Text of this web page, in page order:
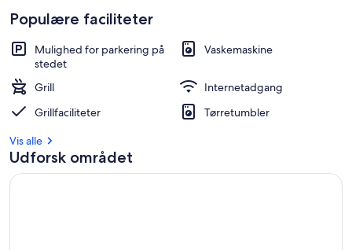
Populære faciliteter
Mulighed for parkering på
stedet
Vaskemaskine
Grill
Internetadgang
Grillfaciliteter
Tørretumbler
Vis alle
Udforsk området